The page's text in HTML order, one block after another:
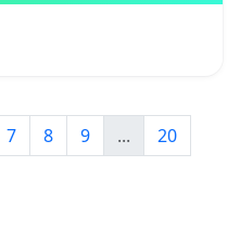
7 8 9 ...
20